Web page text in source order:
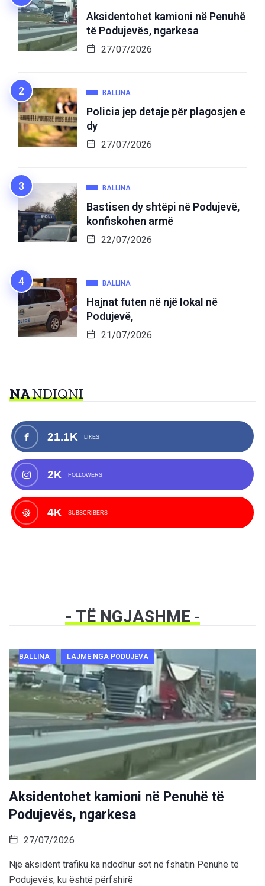
Aksidentohet kamioni në Penuhë
të Podujevës, ngarkesa
27/07/2026
BALLINA
Policia jep detaje për plagosjen e
dy
27/07/2026
BALLINA
Bastisen dy shtëpi në Podujevë,
konfiskohen armë
22/07/2026
BALLINA
Hajnat futen në një lokal në
Podujevë,
21/07/2026
NANDIQNI
21.1K LIKES
2K FOLLOWERS
4K SUBSCRIBERS
- TË NGJASHME-
BALLINA LAJME NGA PODUJEVA
Aksidentohet kamioni në Penuhë të
Podujevës, ngarkesa
27/07/2026
Një aksident trafiku ka ndodhur sot në fshatin Penuhë të
Podujevës, ku është përfshirë